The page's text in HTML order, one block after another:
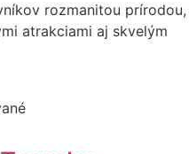
rozmanitou prírodou,
atrakciami aj skvelým